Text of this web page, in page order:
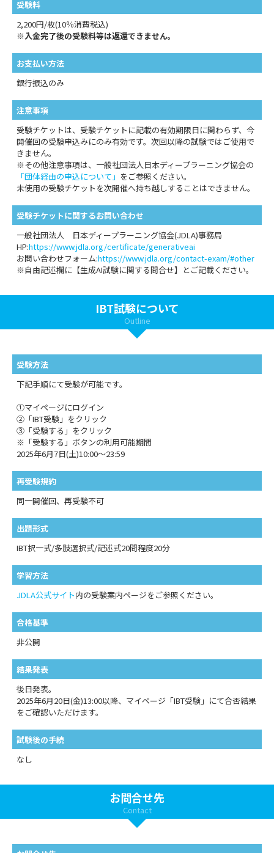
受験料
2,200円/枚(10％消費税込)
※入金完了後の受験料等は返還できません。
お支払い方法
銀行振込のみ
注意事項
受験チケットは、受験チケットに記載の有効期限日に関わらず、今
開催回の受験申込みにのみ有効です。次回以降の試験ではご使用で
きません。
※その他注意事項は、一般社団法人日本ディープラーニング協会の
「団体経由の申込について」 をご参照ください。
未使用の受験チケットを次開催へ持ち越しすることはできません。
受験チケットに関するお問い合わせ
一般社団法人 日本ディープラーニング協会(JDLA)事務局
HP:https://www.jdla.org/certificate/generativeai
お問い合わせフォーム:https://www.jdla.org/contact-exam/#other
※自由記述欄に【生成AI試験に関する問合せ】とご記載ください。
IBT試験について
Outline
受験方法
下記手順にて受験が可能です。
①マイページにログイン
②「IBT受験」をクリック
③「受験する」をクリック
※「受験する」ボタンの利用可能期間
2025年6月7日(土)10:00～23:59
再受験規約
同一開催回、再受験不可
出題形式
IBT択一式/多肢選択式/記述式20問程度20分
学習方法
JDLA公式サイト内の受験案内ページをご参照ください。
合格基準
非公開
結果発表
後日発表。
2025年6月20日(金)13:00以降、マイページ「IBT受験」にて合否結果
をご確認いただけます。
試験後の手続
なし
お問合せ先
Contact